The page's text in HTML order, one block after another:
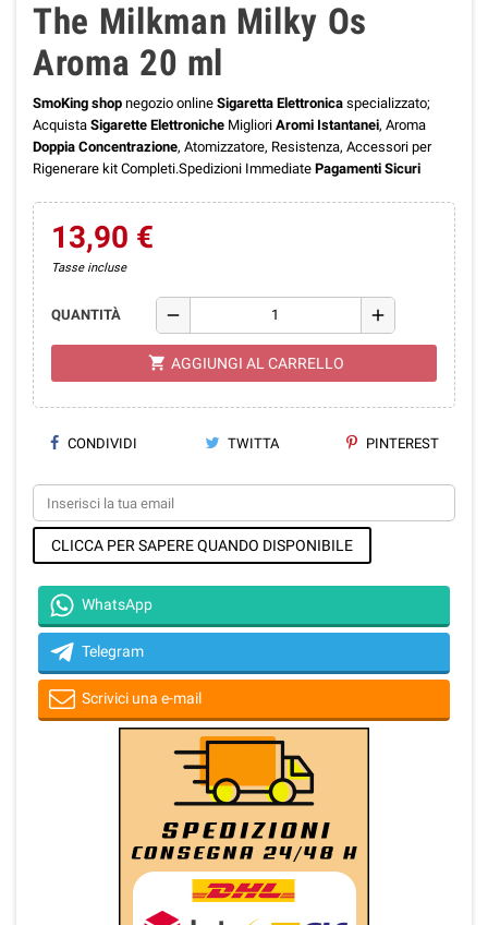
The Milkman Milky Os
Aroma 20 ml
SmoKing shop negozio online Sigaretta Elettronica specializzato;
Acquista Sigarette Elettroniche Migliori Aromi Istantanei, Aroma
Doppia Concentrazione, Atomizzatore, Resistenza, Accessori per
Rigenerare kit Completi.Spedizioni Immediate Pagamenti Sicuri
13,90 €
Tasse incluse
QUANTITÀ remove add
shopping_cart AGGIUNGI AL CARRELLO
CONDIVIDI TWITTA PINTEREST
CLICCA PER SAPERE QUANDO DISPONIBILE
WhatsApp
Telegram
Scrivici una e-mail